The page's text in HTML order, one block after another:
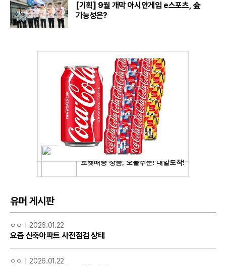
[기획] 9월 개막 아시안게임 e스포츠, 金
가능성은?
유머 게시판
ㅇㅇ 2026.01.22
요즘 신축아파트 사전점검 상태
ㅇㅇ 2026.01.22